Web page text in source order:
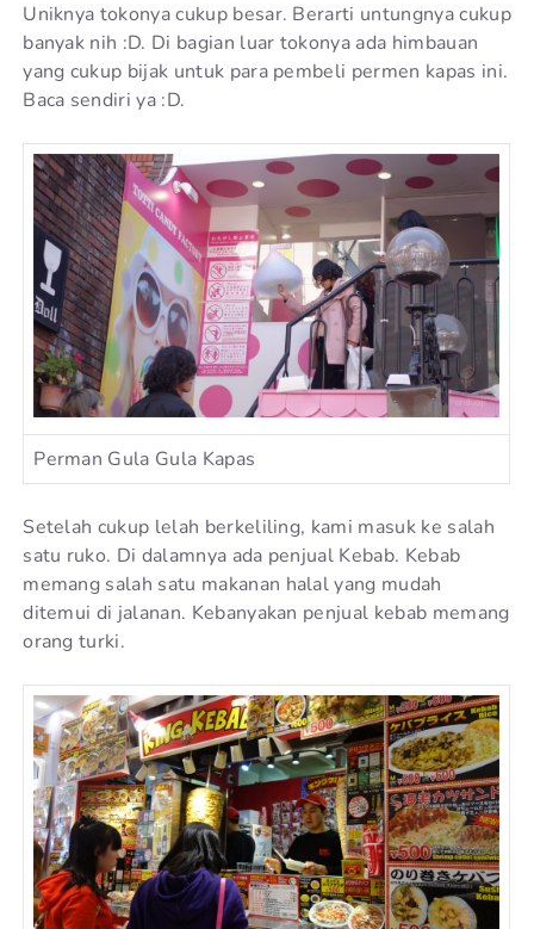
Uniknya tokonya cukup besar. Berarti untungnya cukup
banyak nih :D. Di bagian luar tokonya ada himbauan
yang cukup bijak untuk para pembeli permen kapas ini.
Baca sendiri ya :D.
Perman Gula Gula Kapas
Setelah cukup lelah berkeliling, kami masuk ke salah
satu ruko. Di dalamnya ada penjual Kebab. Kebab
memang salah satu makanan halal yang mudah
ditemui di jalanan. Kebanyakan penjual kebab memang
orang turki.